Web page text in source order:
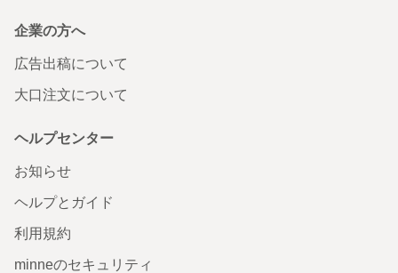
企業の方へ
広告出稿について
大口注文について
ヘルプセンター
お知らせ
ヘルプとガイド
利用規約
minneのセキュリティ